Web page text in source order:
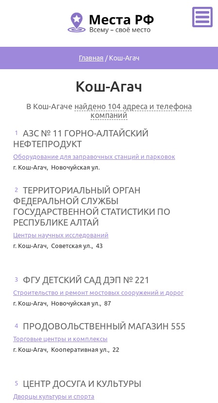
Главная /Кош-Агач
Кош-Агач
В Кош-Агаче найдено 104 адреса и телефона
компаний
1
АЗС № 11 ГОРНО-АЛТАЙСКИЙ
НЕФТЕПРОДУКТ
Оборудование для заправочных станций и парковок
г. Кош-Агач, Новочуйская ул.
2
ТЕРРИТОРИАЛЬНЫЙ ОРГАН
ФЕДЕРАЛЬНОЙ СЛУЖБЫ
ГОСУДАРСТВЕННОЙ СТАТИСТИКИ ПО
РЕСПУБЛИКЕ АЛТАЙ
Центры научных исследований
г. Кош-Агач, Советская ул., 43
3 ФГУ ДЕТСКИЙ САД ДЭП № 221
Строительство и ремонт мостовых сооружений и дорог
г. Кош-Агач, Новочуйская ул., 87
4 ПРОДОВОЛЬСТВЕННЫЙ МАГАЗИН 555
Торговые центры и комплексы
г. Кош-Агач, Кооперативная ул., 22
5 ЦЕНТР ДОСУГА И КУЛЬТУРЫ
Дворцы культуры и спорта